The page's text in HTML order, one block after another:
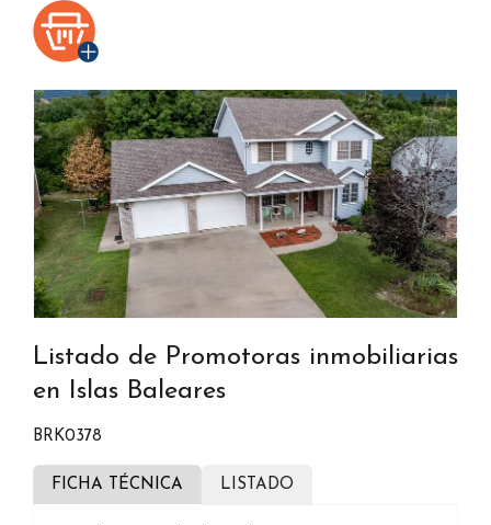
Listado de Promotoras inmobiliarias
en Islas Baleares
BRK0378
FICHA TÉCNICA LISTADO